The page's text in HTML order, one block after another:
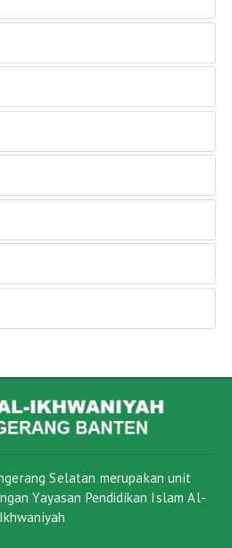
Selatan merupakan unit
Yayasan Pendidikan Islam Al-
Ikhwaniyah